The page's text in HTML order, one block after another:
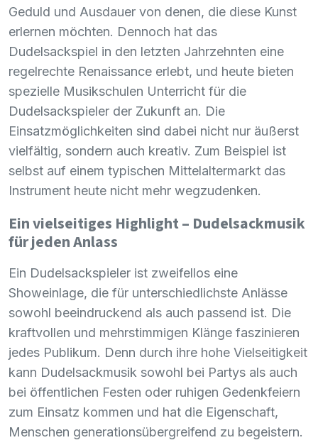
Geduld und Ausdauer von denen, die diese Kunst
erlernen möchten. Dennoch hat das
Dudelsackspiel in den letzten Jahrzehnten eine
regelrechte Renaissance erlebt, und heute bieten
spezielle Musikschulen Unterricht für die
Dudelsackspieler der Zukunft an. Die
Einsatzmöglichkeiten sind dabei nicht nur äußerst
vielfältig, sondern auch kreativ. Zum Beispiel ist
selbst auf einem typischen Mittelaltermarkt das
Instrument heute nicht mehr wegzudenken.
Ein vielseitiges Highlight – Dudelsackmusik
für jeden Anlass
Ein Dudelsackspieler ist zweifellos eine
Showeinlage, die für unterschiedlichste Anlässe
sowohl beeindruckend als auch passend ist. Die
kraftvollen und mehrstimmigen Klänge faszinieren
jedes Publikum. Denn durch ihre hohe Vielseitigkeit
kann Dudelsackmusik sowohl bei Partys als auch
bei öffentlichen Festen oder ruhigen Gedenkfeiern
zum Einsatz kommen und hat die Eigenschaft,
Menschen generationsübergreifend zu begeistern.